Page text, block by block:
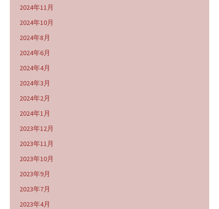
2024年11月
2024年10月
2024年8月
2024年6月
2024年4月
2024年3月
2024年2月
2024年1月
2023年12月
2023年11月
2023年10月
2023年9月
2023年7月
2023年4月